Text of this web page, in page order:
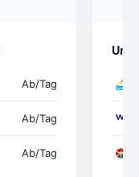
Ab/Tag
Ab/Tag
Ab/Tag